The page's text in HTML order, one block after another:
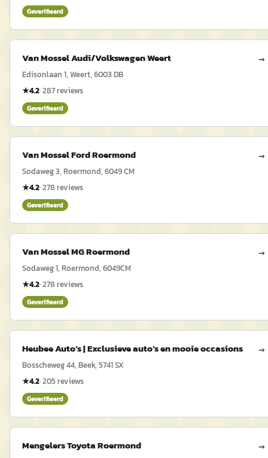
Geverifieerd
Van Mossel Audi/Volkswagen Weert →
Edisonlaan 1, Weert, 6003 DB
★4.2·287reviews
Geverifieerd
Van Mossel Ford Roermond →
Sodaweg 3, Roermond, 6049 CM
★4.2·278 reviews
Geverifieerd
Van Mossel MG Roermond →
Sodaweg 1, Roermond, 6049CM
★4.2·278 reviews
Geverifieerd
Heubee Auto’s | Exclusieve auto’s en mooie occasions →
Bosscheweg 44, Beek, 5741 SX
★4.2·205 reviews
Geverifieerd
Mengelers Toyota Roermond →